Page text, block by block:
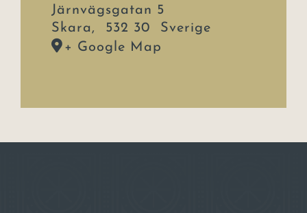
Järnvägsgatan 5
Skara, 532 30
Sverige
+ Google Map